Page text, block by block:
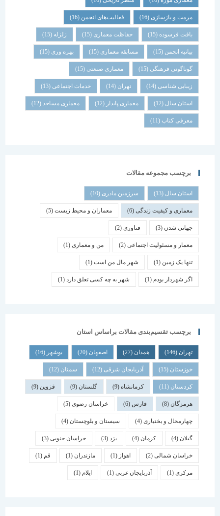
مرمت و بازسازی(16) فعالیت‌های انجمن(16)
بافت فرسوده (15) حفاظت معماری (15) زلزله
بیانیه انجمن(15) مسابقه معماری (15) بهره وری(15)
گوناگونی فرهنگی (15) معماری صنعتی(15)
زیبایی شناسی (14) تهران خدمات اجتماعی (13)
استان سال(12) معماری پایدار (12) معماری مساجد(12)
معرفی کتاب(11)
برچسب مجموعه مقالات
استان سال(13) سرزمین مادری(10)
معماری و کیفیت زندگی(6) معماران و محیط زیست(5)
جهانی شدن(3) فناوری (2)
معمار و مسئولیت اجتماعی (2) من و معماری (1)
تنها یک زمین(1) شهر مال من است(1)
اگر شهردار بودم (1) شهر به چه کسی تعلق دارد(1)
برچسب تقسیم‌بندی مقالات براساس استان
همدان اصفهان (20) بوشهر
خوزستان(15) آذربایجان شرقی(12) سمنان (12)
کردستان(11) کرمانشاه(9) گلستان (9) قزوین
هرمزگان(8) فارس خراسان رضوی(5)
چهارمحال و بختیاری (4) سیستان و بلوچستان(4)
کرمان یزد خراسان جنوبی(3)
خراسان شمالی(2) اهواز مازندران(1) قم
(1) آذربایجان غربی(1) ایلام